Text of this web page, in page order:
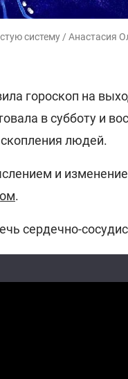
систему / Анастасия
гороскоп на
в субботу и
людей.
и
.
сердечно-